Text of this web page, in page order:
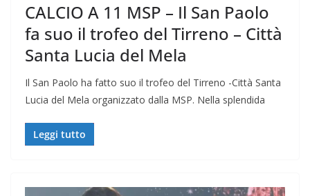
CALCIO A 11 MSP – Il San Paolo
fa suo il trofeo del Tirreno – Città
Santa Lucia del Mela
Il San Paolo ha fatto suo il trofeo del Tirreno -Città Santa
Lucia del Mela organizzato dalla MSP. Nella splendida
Leggi tutto